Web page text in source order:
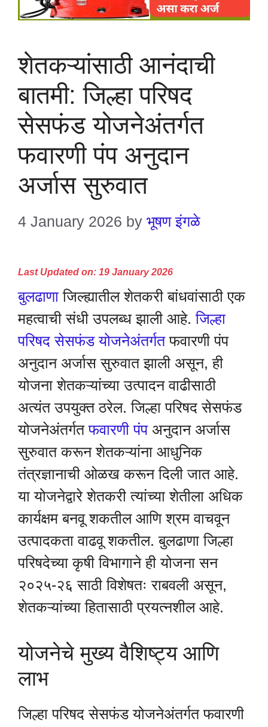
शेतकऱ्यांसाठी आनंदाची
बातमी: जिल्हा परिषद
सेसफंड योजनेअंतर्गत
फवारणी पंप अनुदान
अर्जास सुरुवात
4 January 2026 by भूषण इंगळे
Last Updated on: 19 January 2026
बुलढाणा जिल्ह्यातील शेतकरी बांधवांसाठी एक
महत्वाची संधी उपलब्ध झाली आहे.जिल्हा
परिषद सेसफंड योजनेअंतर्गतफवारणी पंप
अनुदान अर्जास सुरुवात झाली असून, ही
योजना शेतकऱ्यांच्या उत्पादन वाढीसाठी
अत्यंत उपयुक्त ठरेल. जिल्हा परिषद सेसफंड
योजनेअंतर्गतफवारणी पंपअनुदान अर्जास
सुरुवात करून शेतकऱ्यांना आधुनिक
तंत्रज्ञानाची ओळख करून दिली जात आहे.
या योजनेद्वारे शेतकरी त्यांच्या शेतीला अधिक
कार्यक्षम बनवू शकतील आणि श्रम वाचवून
उत्पादकता वाढवू शकतील. बुलढाणा जिल्हा
परिषदेच्या कृषी विभागाने ही योजना सन
२०२५-२६ साठी विशेषतः राबवली असून,
शेतकऱ्यांच्या हितासाठी प्रयत्नशील आहे.
योजनेचे मुख्य वैशिष्ट्य आणि
लाभ
जिल्हा परिषद सेसफंड योजनेअंतर्गत फवारणी